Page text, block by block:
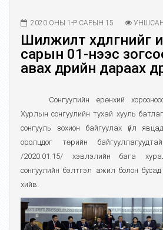
2020 ОНЫ 1-Р САРЫН 15
Шилжилт хөдөлгөөнийг
сарын 01-нээс
авах өдрийн дараах
Сонгуулийн ерөнхий
Хурлын сонгуулийн тухай хууль
сонгууль зохион байгуулах үйл
оролцдог төрийн
/2020.01.15/ хэвлэлийн бага
сонгуулийн бэлтгэл ажил болон
хийв.